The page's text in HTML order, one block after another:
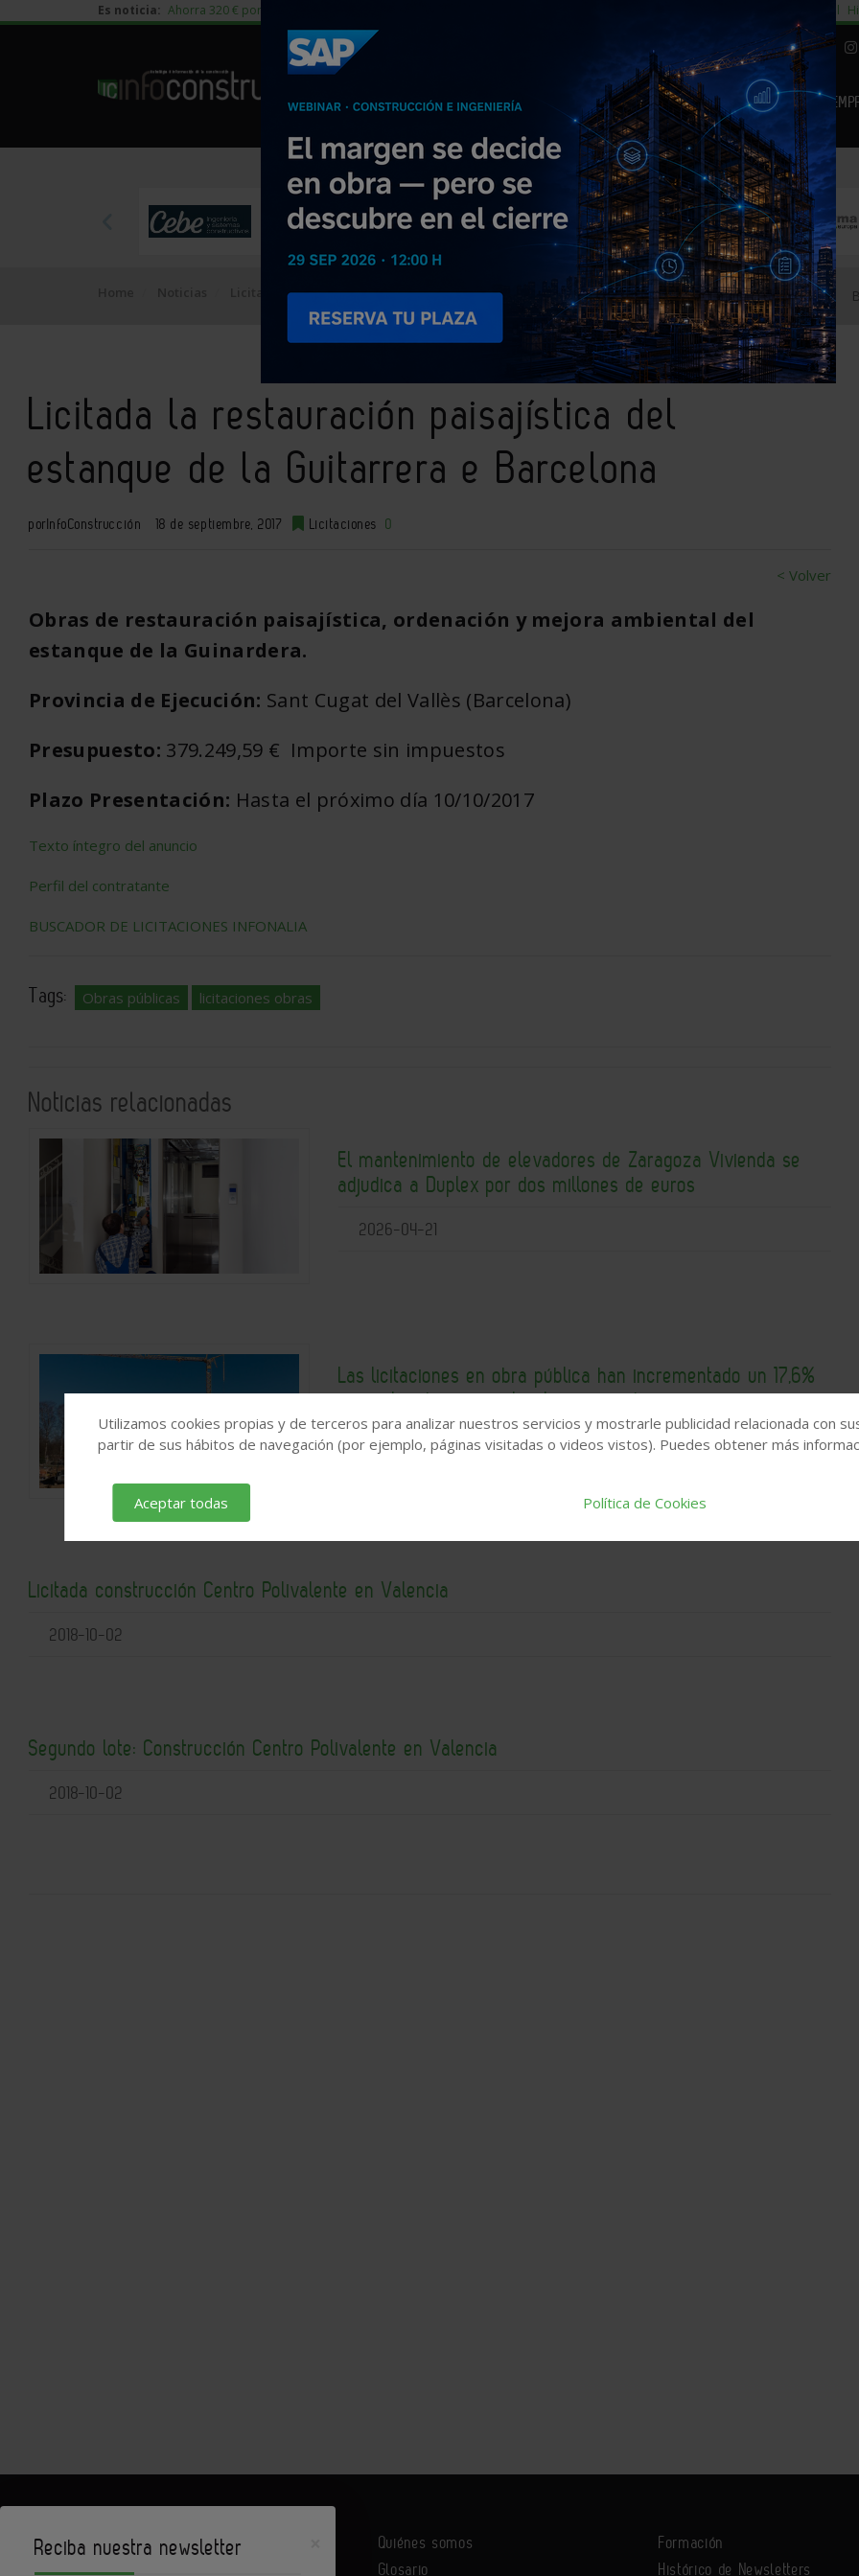
Es noticia: Ahorra 320 € por vivienda en edificación residencial 29% cambiar al alquiler temporal
|
NOTICIAS PRODUCTOS AGENDA ARTÍCULOS
EMPRESAS PREMIUM
Licitaciones Licitada la restauración paisajística del estanque de la Guitarrera e Barcelona
Licitada la restauración paisajística del
estanque de la Guitarrera e Barcelona
porInfoConstrucción 18 de septiembre, 2017 Licitaciones 0
< Volver
Obras de restauración paisajística, ordenación y mejora ambiental del
estanque de la Guinardera.
Provincia de Ejecución: Sant Cugat del Vallès (Barcelona)
Presupuesto: 379.249,59 € Importe sin impuestos
Plazo Presentación: Hasta el próximo día 10/10/2017
Texto íntegro del anuncio
Perfil del contratante
BUSCADOR DE LICITACIONES INFONALIA
Tags: Obras públicas licitaciones obras
Noticias relacionadas
El mantenimiento de elevadores de Zaragoza Vivienda se
adjudica a Duplex por dos millones de euros
2026-04-21
Las licitaciones en obra pública han incrementado un 17,6%
en septiembre respecto al año pasado
2019-11-14
Licitada construcción Centro Polivalente en Valencia
2018-10-02
Segundo lote: Construcción Centro Polivalente en Valencia
2018-10-02
Quiénes somos
Glosario
Formación
Histórico de Newsletters
Utilizamos cookies propias y de terceros para analizar nuestros servicios y mostrarle publicidad relacionada con
partir de sus hábitos de navegación (por ejemplo, páginas visitadas o videos vistos). Puedes obtener más
Aceptar todas Política de Cookies
Reciba nuestra newsletter